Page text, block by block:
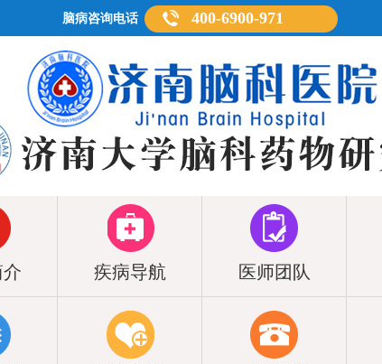
脑病咨询电话 400-6900-971
疾病导航 医师团队